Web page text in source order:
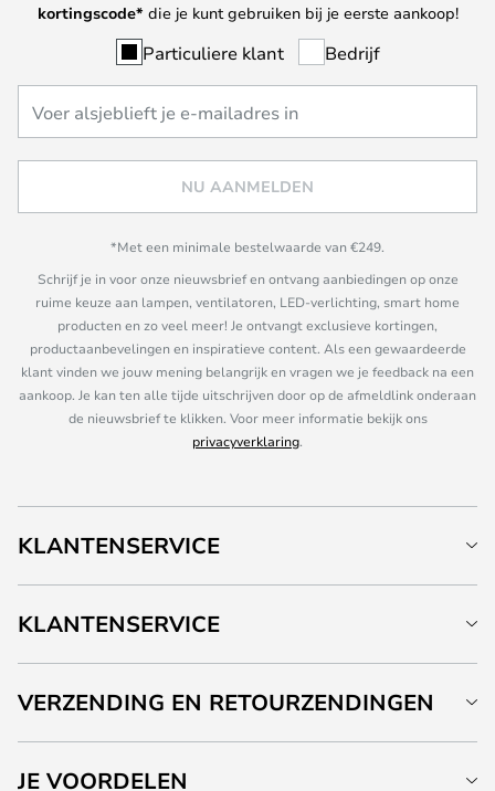
kortingscode* die je kunt gebruiken bij je eerste aankoop!
Particuliere klant Bedrijf
NU AANMELDEN
*Met een minimale bestelwaarde van €249.
Schrijf je in voor onze nieuwsbrief en ontvang aanbiedingen op onze
ruime keuze aan lampen, ventilatoren, LED-verlichting, smart home
producten en zo veel meer! Je ontvangt exclusieve kortingen,
productaanbevelingen en inspiratieve content. Als een gewaardeerde
klant vinden we jouw mening belangrijk en vragen we je feedback na een
aankoop. Je kan ten alle tijde uitschrijven door op de afmeldlink onderaan
de nieuwsbrief te klikken. Voor meer informatie bekijk ons
privacyverklaring.
KLANTENSERVICE
KLANTENSERVICE
VERZENDING EN RETOURZENDINGEN
JE VOORDELEN